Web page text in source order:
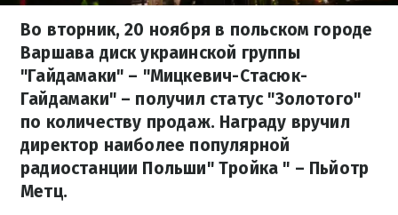
Во вторник, 20 ноября в польском городе
Варшава диск украинской группы
"Гайдамаки" – "Мицкевич-Стасюк-
Гайдамаки" – получил статус "Золотого"
по количеству продаж. Награду вручил
директор наиболее популярной
радиостанции Польши" Тройка " – Пьйотр
Метц.